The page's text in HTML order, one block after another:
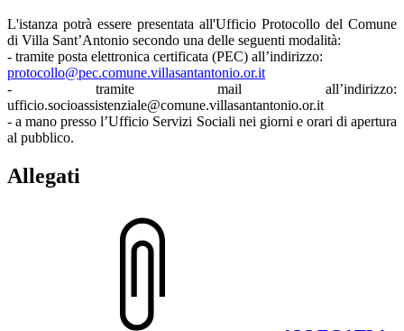
L'istanza potrà essere presentata all'Ufficio Protocollo del Comune
di Villa Sant’Antonio secondo una delle seguenti modalità:
- tramite posta elettronica certificata (PEC) all’indirizzo:
protocollo@pec.comune.villasantantonio.or.it
- tramite mail all’indirizzo:
ufficio.socioassistenziale@comune.villasantantonio.or.it
- a mano presso l’Ufficio Servizi Sociali nei giorni e orari di apertura
al pubblico.
Allegati